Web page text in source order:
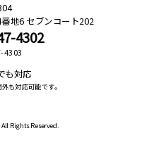
地6 セブンコート202
4302
4303
も対応
も対応可能です。
Rights Reserved.